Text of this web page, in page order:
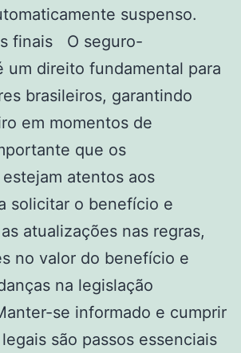
suspenso.
finais O seguro-
um direito fundamental para
brasileiros, garantindo
em momentos de
que os
atentos aos
solicitar o benefício e
atualizações nas regras,
no valor do benefício e
na legislação
se informado e cumprir
são passos essenciais